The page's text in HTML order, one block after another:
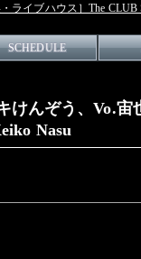
SCHEDULE
けんぞう、Vo.
Nasu